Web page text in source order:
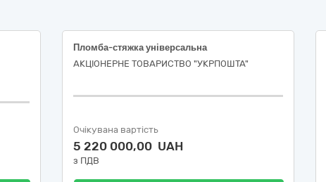
Пломба-стяжка універсальна
АКЦІОНЕРНЕ ТОВАРИСТВО "УКРПОШТА"
Очікувана вартість
5 220 000,00 UAH
з ПДВ